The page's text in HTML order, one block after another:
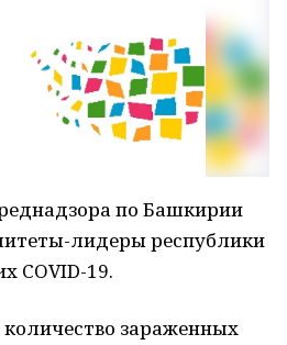
по Башкирии
лидеры республики
COVID-19.
зараженных